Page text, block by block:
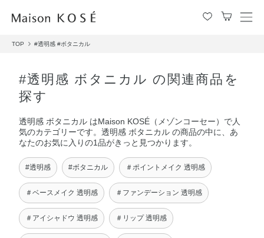
メ
TOP #透明感 #ボタニカル
#透明感 ボタニカル の関連商品を
探す
透明感 ボタニカル はMaison KOSÉ（メゾンコーセー）で人
気のカテゴリーです。透明感 ボタニカル の商品の中に、あ
なたのお気に入りの1品がきっと見つかります。
#透明感 #ボタニカル ＃ポイントメイク 透明感
＃ベースメイク 透明感 ＃ファンデーション 透明感
＃アイシャドウ 透明感 ＃リップ 透明感